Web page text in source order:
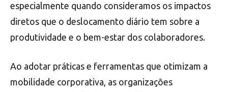
especialmente quando consideramos os impactos
diretos que o deslocamento diário tem sobre a
produtividade e o bem-estar dos colaboradores.
Ao adotar práticas e ferramentas que otimizam a
mobilidade corporativa, as organizações